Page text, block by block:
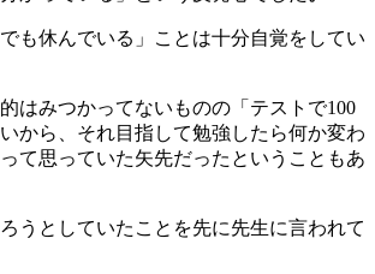
も休んでいる」ことは十分自覚をしてい
はみつかってないものの「テストで100
から、それ目指して勉強したら何か変わ
て思っていた矢先だったということもあ
うとしていたことを先に先生に言われて